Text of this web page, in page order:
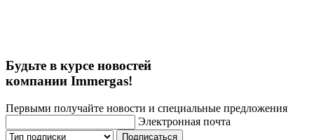
Будьте в курсе новостей
компании Immergas!
Первыми получайте новости и специальные предложения
Электронная почта
Подписаться